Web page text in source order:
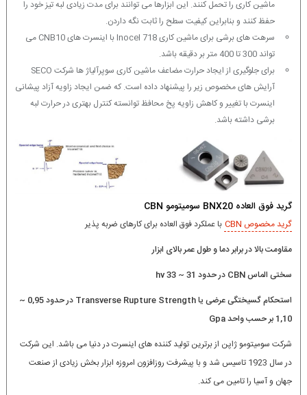
ماشین کاری را تحمل کنند. این ابزارها می توانند برای مدت زیادی لبه تیز خود را
حفظ کنند و بنابراین کیفیت سطح را ثابت نگه داردن.
سرهت های برشی برای ماشین کاری Inocel 718 با اینسرت های CNB10 می
تواند 300 تا 400 متر بر دقیقه باشد.
برای جلوگیری از ایجاد حرارت مضاعف ماشین کاری سوپرآلیاژ ها شرکت SECO
آرایش های مخصوص زیر را پیشنهاد داده است. که ضمن ایجاد زاویه آزاد پیشانی
اینسرت با تغییر و کاهش زاویه پخ محافظ توانسته کنترل بهتری در حرارت لبه
برشی داشته باشد.
گرید فوق العاده BNX20 سومیتومو CBN
گرید مخصوص CBN
با عملکرد فوق العاده برای کارهای ضربه پذیر
مقاومت بالا در برابر دما و طول عمر بالای ابزار
سختی الماس CBN در حدود 31 ~ 33 hv
استحکام گسیختگی عرضی یا Transverse Rupture Strength در حدود 0,95 ~
1,10 بر حسب واحد Gpa
شرکت سومیتومو ژاپن از برترین تولید کننده های اینسرت در دنیا می باشد. این شرکت
در سال 1923 تاسیس شد و با پیشرفت روزافزون امروزه ابزار بخش زیادی از صنعت
جهان و آسیا را تامین می کند.